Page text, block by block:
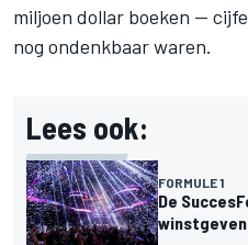
miljoen dollar boeken —
nog ondenkbaar waren.
Lees ook:
FORMULE 1
De